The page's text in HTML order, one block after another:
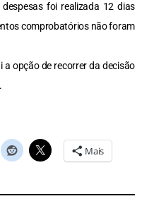
foi realizada 12 dias
comprobatórios não foram
a opção de recorrer da decisão
Mais